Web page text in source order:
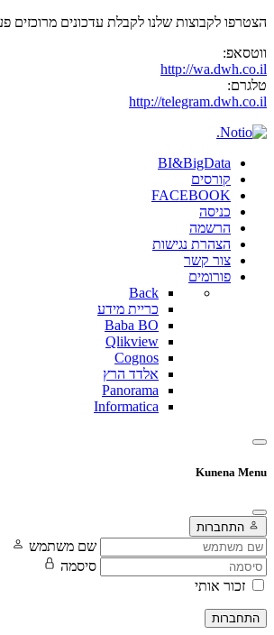
הצטרפו לקבוצות שלנו לקבלת עדכונים מרוכזים
ווטסאפ:
http://wa.dwh.co.il
טלגרם:
http://telegram.dwh.co.il
BI&BigData
קורסים
FACEBOOK
כניסה
הרשמה
הצהרת נגישות
צור קשר
פורומים
Back
כריית מידע
Baba BO
Qlikview
Cognos
אלדד הרץ
Panorama
Informatica
Kunena Menu
התחברות
שם משתמש
סיסמה
זכור אותי
התחברות